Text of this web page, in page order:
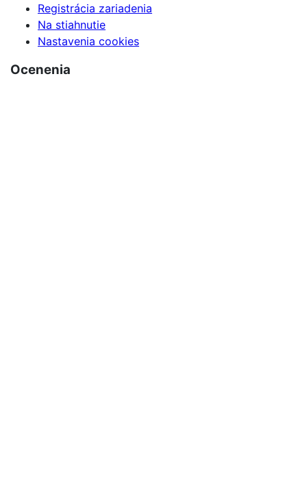
Registrácia zariadenia
Na stiahnutie
Nastavenia cookies
Ocenenia